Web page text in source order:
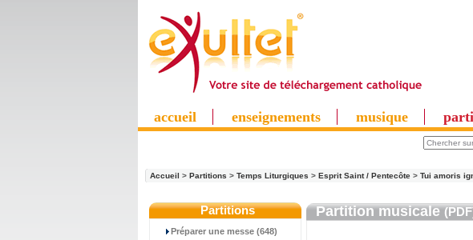
accueil enseignements musique
Accueil > Partitions > Temps Liturgiques > Esprit Saint / Pentecôte > Tui amoris
Partitions
Préparer une messe (648)
Partition musicale